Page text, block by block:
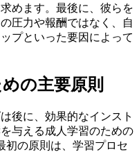
めます。最後に、彼らを
圧力や報酬ではなく、自
プといった要因によって
の主要原則
後に、効果的なインスト
与える成人学習のための
初の原則は、学習プロセ